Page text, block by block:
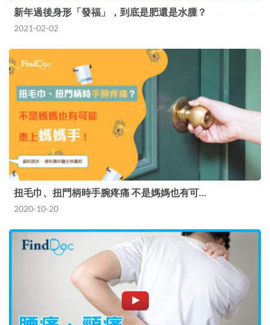
新年過後身形「發福」，到底是肥還是水腫？
2021-02-02
扭毛巾、扭門柄時手腕疼痛 不是媽媽也有可…
2020-10-20